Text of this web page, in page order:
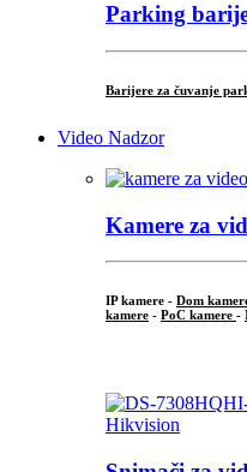
Parking
Barijere za čuvanje
Video Nadzor
Kamere za
IP kamere - Dom
kamere - PoC kamere -